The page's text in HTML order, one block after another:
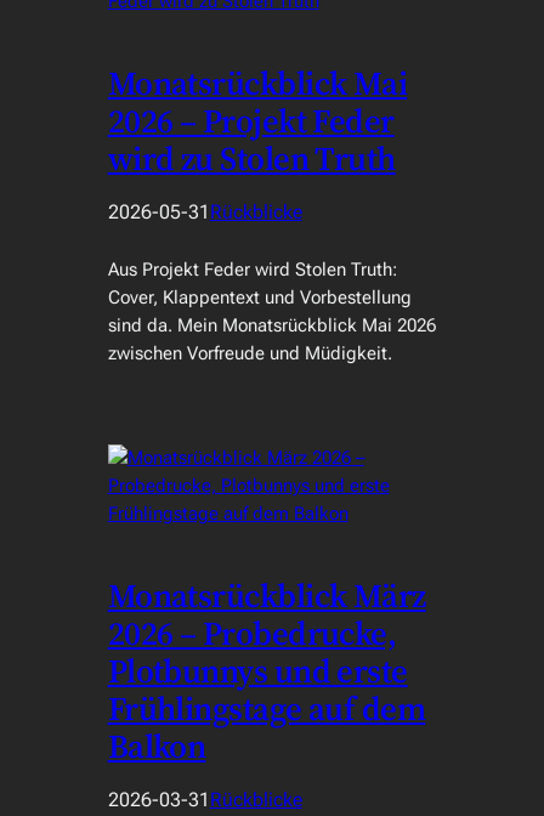
Monatsrückblick Mai
2026 – Projekt Feder
wird zu Stolen Truth
2026-05-31 Rückblicke
Aus Projekt Feder wird Stolen Truth:
Cover, Klappentext und Vorbestellung
sind da. Mein Monatsrückblick Mai 2026
zwischen Vorfreude und Müdigkeit.
Monatsrückblick März
2026 – Probedrucke,
Plotbunnys und erste
Frühlingstage auf dem
Balkon
2026-03-31 Rückblicke